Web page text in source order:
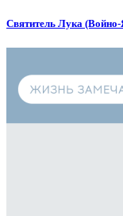
Святитель Лука